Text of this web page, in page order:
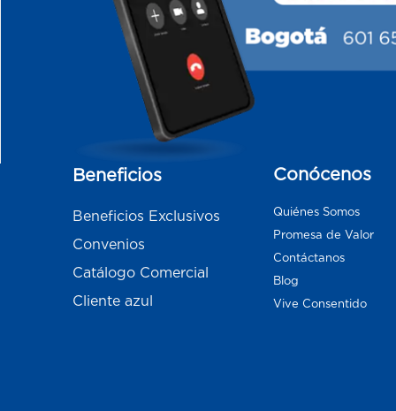
Beneficios
Beneficios Exclusivos
Convenios
Catálogo Comercial
Cliente azul
Conócenos
Quiénes Somos
Promesa de Valor
Contáctanos
Blog
Vive Consentido